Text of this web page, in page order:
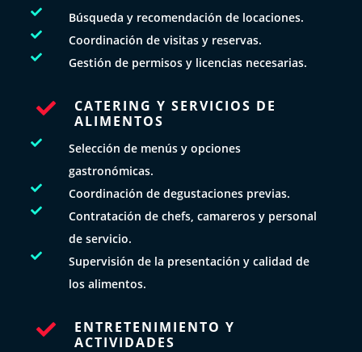
 Búsqueda y recomendación de locaciones.
 Coordinación de visitas y reservas.
 Gestión de permisos y licencias necesarias.

CATERING Y SERVICIOS DE
ALIMENTOS

Selección de menús y opciones
gastronómicas.
 Coordinación de degustaciones previas.

Contratación de chefs, camareros y personal
de servicio.

Supervisión de la presentación y calidad de
los alimentos.

ENTRETENIMIENTO Y
ACTIVIDADES